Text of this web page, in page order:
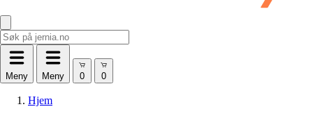
Meny Meny
Hjem